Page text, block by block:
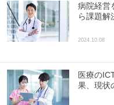
病院経営
ら課題解
2024.10.08
医療の
果、現状